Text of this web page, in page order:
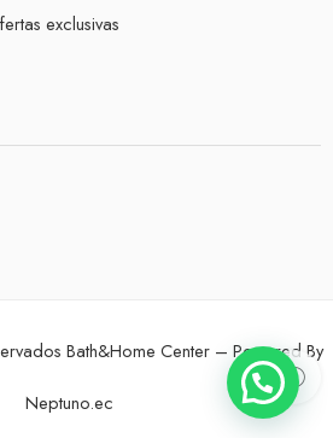
exclusivas
Bath&Home Center – Powered By
Neptuno.ec